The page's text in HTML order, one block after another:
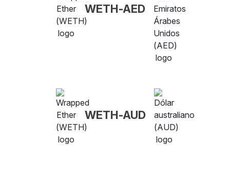
WETH-AED
WETH-AUD